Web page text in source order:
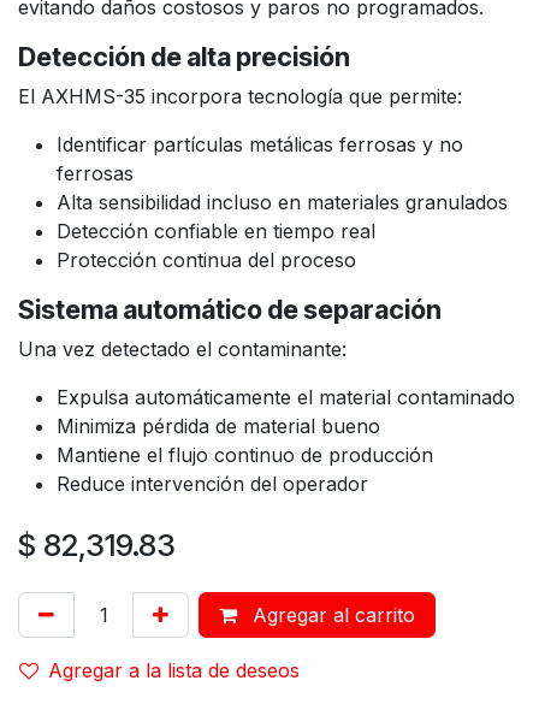
evitando daños costosos y paros no programados.
Detección de alta precisión
El AXHMS-35 incorpora tecnología que permite:
Identificar partículas metálicas ferrosas y no
ferrosas
Alta sensibilidad incluso en materiales granulados
Detección confiable en tiempo real
Protección continua del proceso
Sistema automático de separación
Una vez detectado el contaminante:
Expulsa automáticamente el material contaminado
Minimiza pérdida de material bueno
Mantiene el flujo continuo de producción
Reduce intervención del operador
$ 82,319.83
Agregar al carrito
Agregar a la lista de deseos